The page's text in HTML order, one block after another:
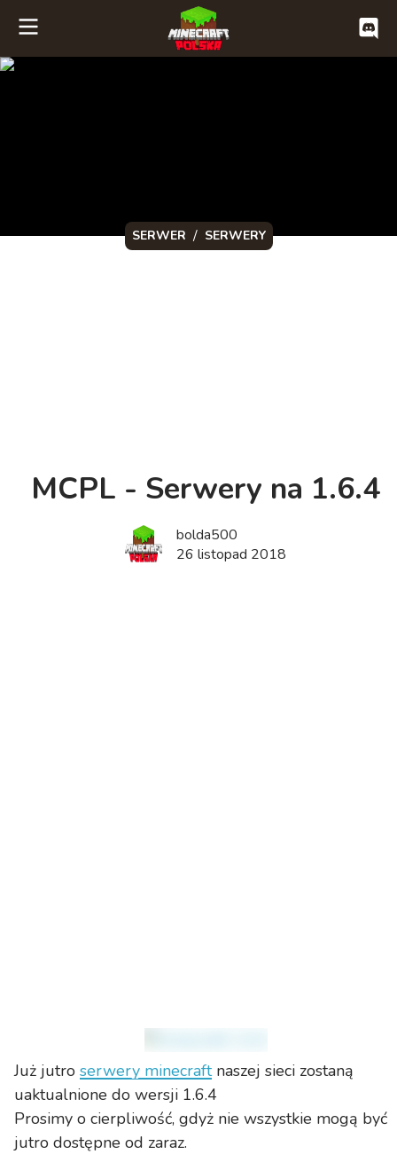
SERWER / SERWERY
MCPL - Serwery na 1.6.4
bolda500
26 listopad 2018
Już jutro serwery minecraftnaszej sieci zostaną
uaktualnione do wersji 1.6.4
Prosimy o cierpliwość, gdyż nie wszystkie mogą być
jutro dostępne od zaraz.